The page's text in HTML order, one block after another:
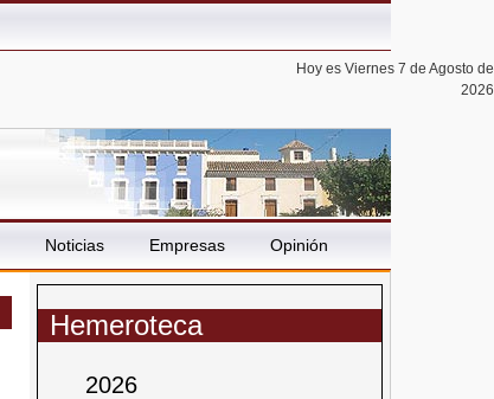
Hoy es Viernes 7 de Agosto de
2026
Noticias Empresas Opinión
Hemeroteca
2026